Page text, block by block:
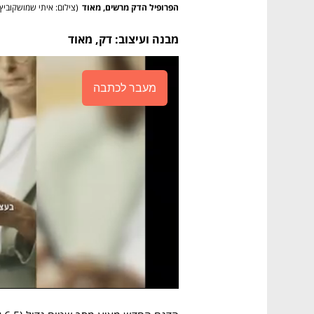
הפרופיל הדק מרשים, מאוד (צילום: איתי שמושקוביץ
מבנה ועיצוב: דק, מאוד
מעבר לכתבה